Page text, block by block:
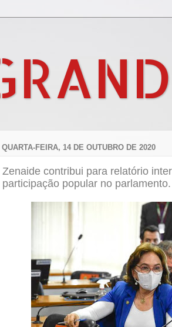
QUARTA-FEIRA, 14 DE OUTUBRO DE 2020
Zenaide contribui para relatório
participação popular no parlamento.